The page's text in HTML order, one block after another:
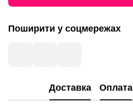
Поширити у соцмережах
Доставка Оплата